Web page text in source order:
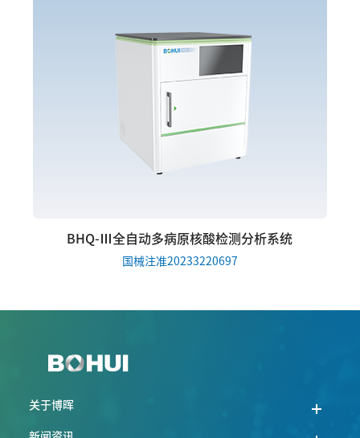
BHQ-Ⅲ全自动多病原核酸检测分析系统
国械注准20233220697
关于博晖